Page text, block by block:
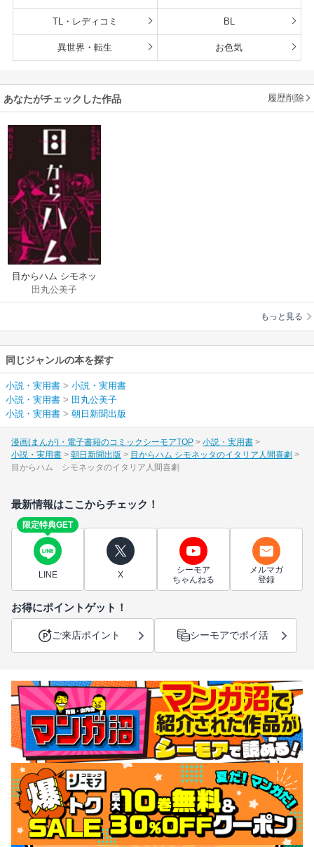
TL・レディコミ BL
異世界・転生 お色気
あなたがチェックした作品 履歴削除
目からハム シモネッ
タのイタリア人間喜
劇
田丸公美子
もっと見る
同じジャンルの本を探す
小説・実用書 > 小説・実用書
小説・実用書 > 田丸公美子
小説・実用書 > 朝日新聞出版
漫画(まんが)・電子書籍のコミックシーモアTOP
小説・実用書
小説・実用書
朝日新聞出版
目からハム シモネッタのイタリア人間喜劇
目からハム シモネッタのイタリア人間喜劇
最新情報はここからチェック！
限定特典GET
LINE X
シーモア
ちゃんねる
メルマガ
登録
お得にポイントゲット！
ご来店ポイント シーモアでポイ活